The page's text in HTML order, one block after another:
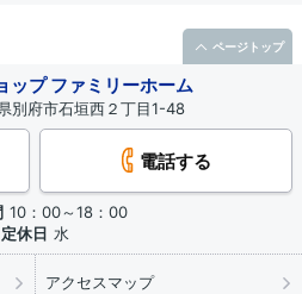
ップ ファミリーホーム
別府市石垣西２丁目1-48
電話する
10：00～18：00
定休日 水
アクセスマップ
ページトップ